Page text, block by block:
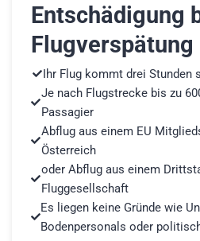
Entschädigung
Flugverspätung
Ihr Flug kommt drei Stunden
Je nach Flugstrecke bis zu
Passagier
Abflug aus einem EU
Österreich
oder Abflug aus einem
Fluggesellschaft
Es liegen keine Gründe wie
Bodenpersonals oder